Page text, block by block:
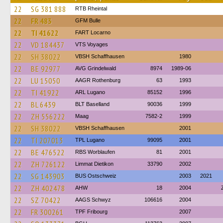
22 SG 381 888 RTB Rheintal
22 FR 483 GFM Bulle
22 TI 41622 FART Locarno
22 VD 184437 VTS Voyages
22 SH 38022 VBSH Schaffhausen 1980
22 BE 92977 AVG Grindelwald 8974 1989-06
22 LU 15050 AAGR Rothenburg 63 1993
22 TI 41922 ARL Lugano 85152 1996
22 BL 6439 BLT Baselland 90036 1999
22 ZH 556222 Maag 7582-2 1999
22 SH 38022 VBSH Schaffhausen 2001
22 TI 207013 TPL Lugano 99095 2001
22 BE 476522 RBS Worblaufen 81 2001
22 ZH 726122 Limmat Dietikon 33790 2002
22 SG 143903 BUS Ostschweiz 2003 2021
22 ZH 402478 AHW 18 2004
22 SZ 70422 AAGS Schwyz 106616 2004
22 FR 300261 TPF Fribourg 2007